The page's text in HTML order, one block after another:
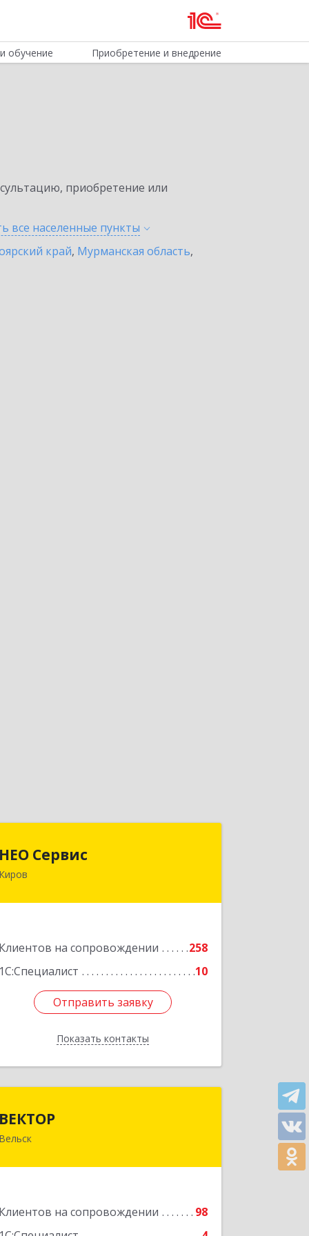
обучение Приобретение и внедрение
приобретение или
все населенные пункты
край, Мурманская область,
НЕО Сервис
Киров
Клиентов на сопровождении
258
1С:Специалист
10
Отправить заявку
Показать контакты
Отправить заявку
Назад
ВЕКТОР
Вельск
Клиентов на сопровождении
98
165150, Архангельская обл, Вельский
Подробнее